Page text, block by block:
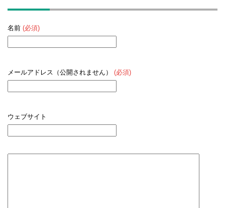
名前 (必須)
メールアドレス（公開されません） (必須)
ウェブサイト